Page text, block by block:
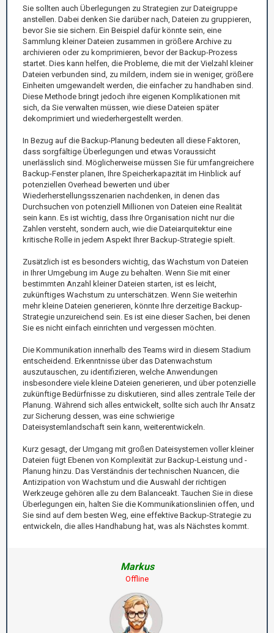
Sie sollten auch Überlegungen zu Strategien zur Dateigruppe
anstellen. Dabei denken Sie darüber nach, Dateien zu gruppieren,
bevor Sie sie sichern. Ein Beispiel dafür könnte sein, eine
Sammlung kleiner Dateien zusammen in größere Archive zu
archivieren oder zu komprimieren, bevor der Backup-Prozess
startet. Dies kann helfen, die Probleme, die mit der Vielzahl kleiner
Dateien verbunden sind, zu mildern, indem sie in weniger, größere
Einheiten umgewandelt werden, die einfacher zu handhaben sind.
Diese Methode bringt jedoch ihre eigenen Komplikationen mit
sich, da Sie verwalten müssen, wie diese Dateien später
dekomprimiert und wiederhergestellt werden.
In Bezug auf die Backup-Planung bedeuten all diese Faktoren,
dass sorgfältige Überlegungen und etwas Voraussicht
unerlässlich sind. Möglicherweise müssen Sie für umfangreichere
Backup-Fenster planen, Ihre Speicherkapazität im Hinblick auf
potenziellen Overhead bewerten und über
Wiederherstellungsszenarien nachdenken, in denen das
Durchsuchen von potenziell Millionen von Dateien eine Realität
sein kann. Es ist wichtig, dass Ihre Organisation nicht nur die
Zahlen versteht, sondern auch, wie die Dateiarquitektur eine
kritische Rolle in jedem Aspekt Ihrer Backup-Strategie spielt.
Zusätzlich ist es besonders wichtig, das Wachstum von Dateien
in Ihrer Umgebung im Auge zu behalten. Wenn Sie mit einer
bestimmten Anzahl kleiner Dateien starten, ist es leicht,
zukünftiges Wachstum zu unterschätzen. Wenn Sie weiterhin
mehr kleine Dateien generieren, könnte Ihre derzeitige Backup-
Strategie unzureichend sein. Es ist eine dieser Sachen, bei denen
Sie es nicht einfach einrichten und vergessen möchten.
Die Kommunikation innerhalb des Teams wird in diesem Stadium
entscheidend. Erkenntnisse über das Datenwachstum
auszutauschen, zu identifizieren, welche Anwendungen
insbesondere viele kleine Dateien generieren, und über potenzielle
zukünftige Bedürfnisse zu diskutieren, sind alles zentrale Teile der
Planung. Während sich alles entwickelt, sollte sich auch Ihr Ansatz
zur Sicherung dessen, was eine schwierige
Dateisystemlandschaft sein kann, weiterentwickeln.
Kurz gesagt, der Umgang mit großen Dateisystemen voller kleiner
Dateien fügt Ebenen von Komplexität zur Backup-Leistung und -
Planung hinzu. Das Verständnis der technischen Nuancen, die
Antizipation von Wachstum und die Auswahl der richtigen
Werkzeuge gehören alle zu dem Balanceakt. Tauchen Sie in diese
Überlegungen ein, halten Sie die Kommunikationslinien offen, und
Sie sind auf dem besten Weg, eine effektive Backup-Strategie zu
entwickeln, die alles Handhabung hat, was als Nächstes kommt.
Markus
Offline